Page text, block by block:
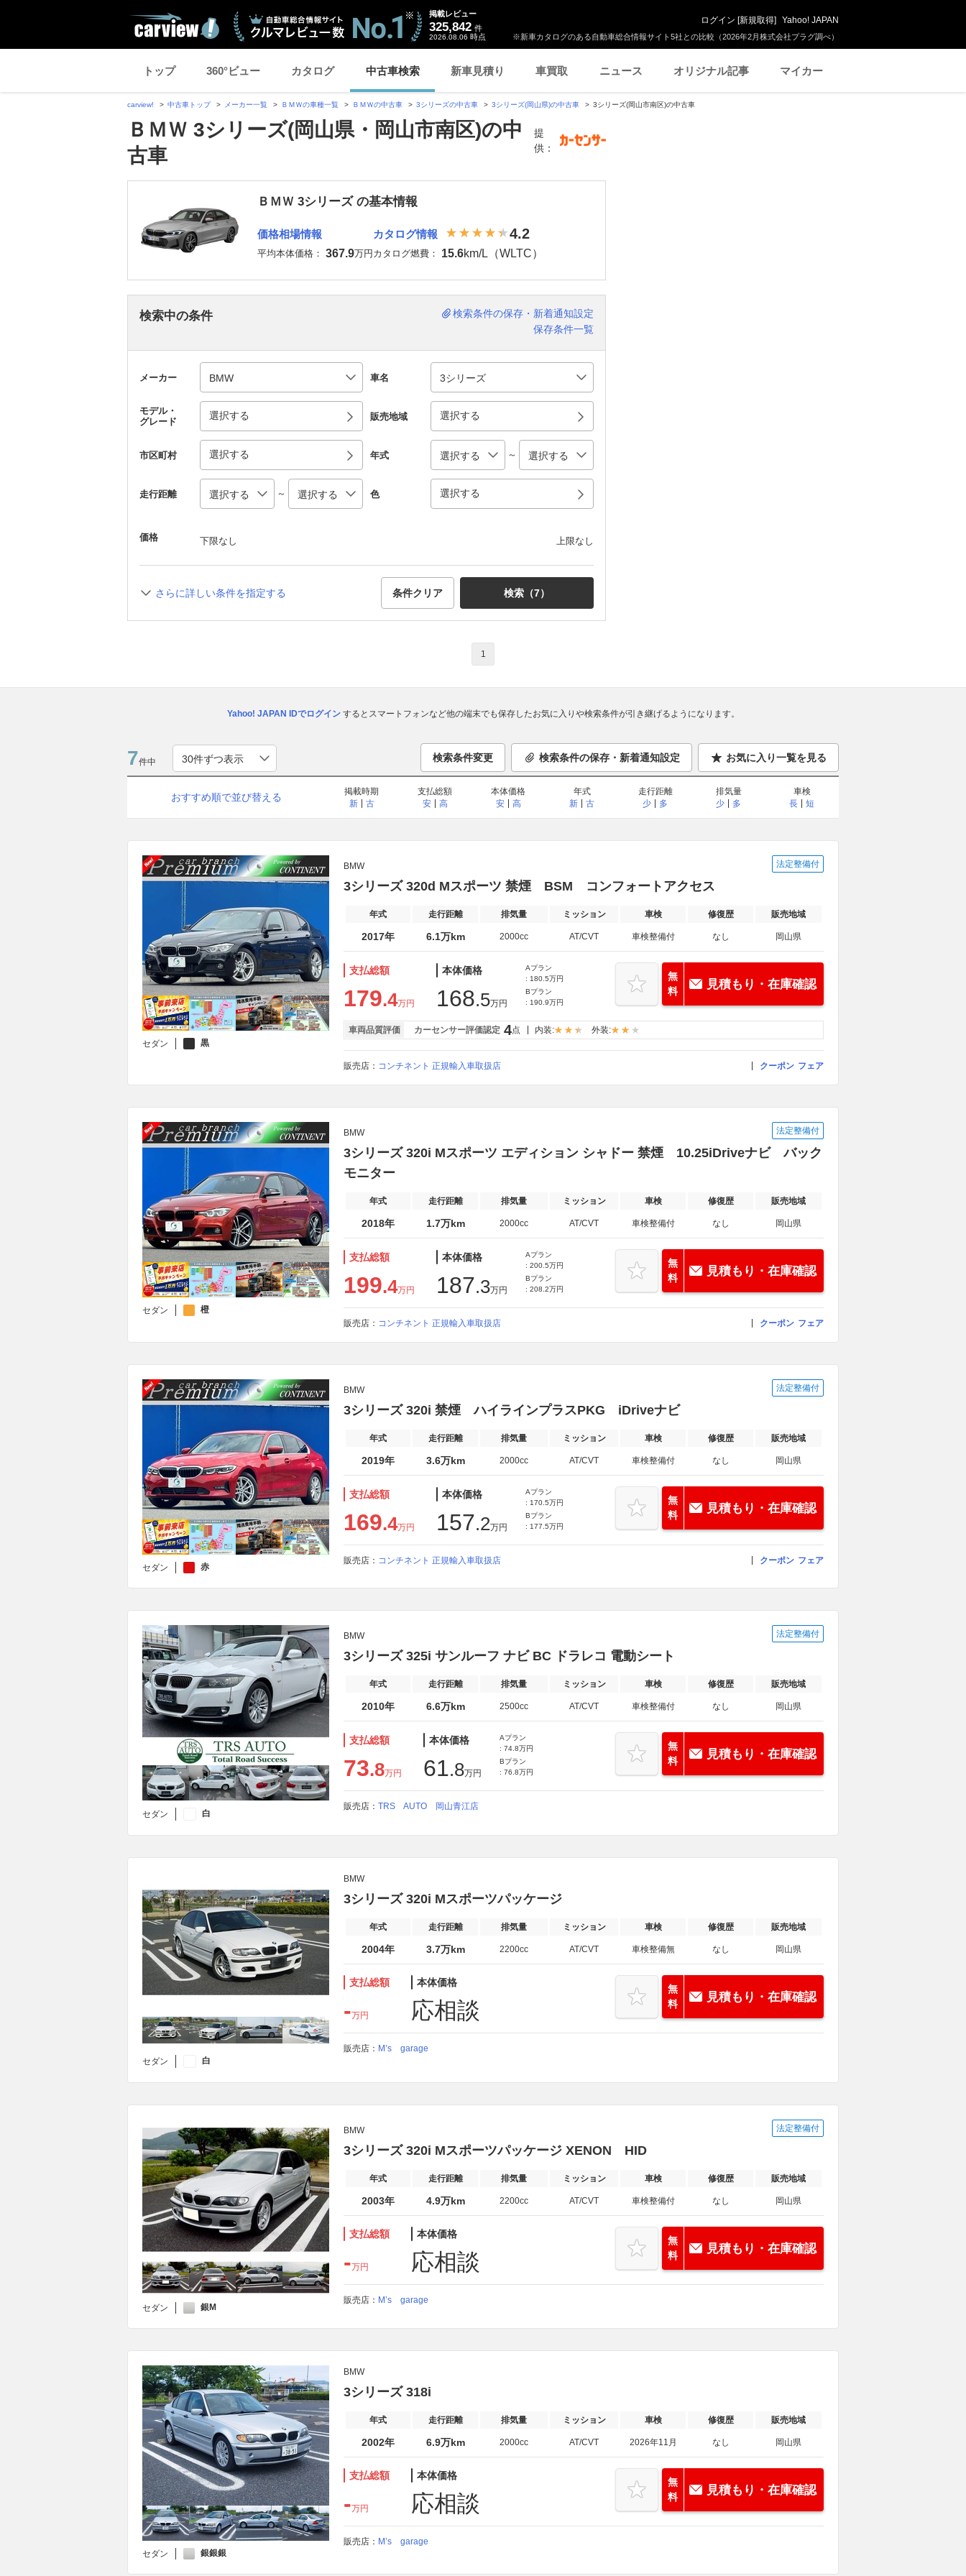
※新車カタログのある自動車総合情報サイト5社との比較（2026年2月株式会社プラグ調べ）
掲載レビュー
325,842 件
2026.08.06 時点
ログイン [新規取得] Yahoo! JAPAN
トップ 360°ビュー カタログ 中古車検索 新車見積り 車買取 ニュース オリジナル記事 マイカー
carview! 中古車トップ メーカー一覧 ＢＭＷの車種一覧 ＢＭＷの中古車 3シリーズの中古車 3シリーズ(岡山県)の中古車 3シリーズ(岡山市南区)の中古車
ＢＭＷ 3シリーズ(岡山県・岡山市南区)の中
古車
提
供：
ＢＭＷ 3シリーズ の基本情報
価格相場情報
平均本体価格： 367.9万円
カタログ情報 4.2
カタログ燃費： 15.6km/L（WLTC）
検索中の条件
検索条件の保存・新着通知設定
保存条件一覧
メーカー 車名
モデル・
グレード
選択する 販売地域 選択する
市区町村 選択する 年式 ～
走行距離 ～ 色 選択する
価格 下限なし 上限なし
さらに詳しい条件を指定する 条件クリア 検索（7）
1
Yahoo! JAPAN IDでログインするとスマートフォンなど他の端末でも保存したお気に入りや検索条件が引き継げるようになります。
7件中 検索条件変更 検索条件の保存・新着通知設定 お気に入り一覧を見る
おすすめ順で並び替える
掲載時期
新
古
支払総額
安
高
本体価格
安
高
年式
新
古
走行距離
少
多
排気量
少
多
車検
長
短
セダン 黒
BMW 法定整備付
3シリーズ 320d Mスポーツ 禁煙 BSM コンフォートアクセス
年式 走行距離 排気量 ミッション 車検 修復歴 販売地域
2017年 6.1万km 2000cc AT/CVT 車検整備付 なし 岡山県
支払総額
179.4万円
本体価格
168.5万円
Aプラン
: 180.5万円
Bプラン
: 190.9万円
無
料
見積もり・在庫確認
車両品質評価 カーセンサー評価認定 4点 内装: 外装:
販売店： コンチネント 正規輸入車取扱店 クーポン フェア
セダン 橙
BMW 法定整備付
3シリーズ 320i Mスポーツ エディション シャドー 禁煙 10.25iDriveナビ バック
モニター
年式 走行距離 排気量 ミッション 車検 修復歴 販売地域
2018年 1.7万km 2000cc AT/CVT 車検整備付 なし 岡山県
支払総額
199.4万円
本体価格
187.3万円
Aプラン
: 200.5万円
Bプラン
: 208.2万円
無
料
見積もり・在庫確認
販売店： コンチネント 正規輸入車取扱店 クーポン フェア
セダン 赤
BMW 法定整備付
3シリーズ 320i 禁煙 ハイラインプラスPKG iDriveナビ
年式 走行距離 排気量 ミッション 車検 修復歴 販売地域
2019年 3.6万km 2000cc AT/CVT 車検整備付 なし 岡山県
支払総額
169.4万円
本体価格
157.2万円
Aプラン
: 170.5万円
Bプラン
: 177.5万円
無
料
見積もり・在庫確認
販売店： コンチネント 正規輸入車取扱店 クーポン フェア
セダン 白
BMW 法定整備付
3シリーズ 325i サンルーフ ナビ BC ドラレコ 電動シート
年式 走行距離 排気量 ミッション 車検 修復歴 販売地域
2010年 6.6万km 2500cc AT/CVT 車検整備付 なし 岡山県
支払総額
73.8万円
本体価格
61.8万円
Aプラン
: 74.8万円
Bプラン
: 76.8万円
無
料
見積もり・在庫確認
販売店： TRS AUTO 岡山青江店
セダン 白
BMW
3シリーズ 320i Mスポーツパッケージ
年式 走行距離 排気量 ミッション 車検 修復歴 販売地域
2004年 3.7万km 2200cc AT/CVT 車検整備無 なし 岡山県
支払総額
-万円
本体価格
応相談
無
料
見積もり・在庫確認
販売店： M’s garage
セダン 銀M
BMW 法定整備付
3シリーズ 320i Mスポーツパッケージ XENON HID
年式 走行距離 排気量 ミッション 車検 修復歴 販売地域
2003年 4.9万km 2200cc AT/CVT 車検整備付 なし 岡山県
支払総額
-万円
本体価格
応相談
無
料
見積もり・在庫確認
販売店： M’s garage
セダン 銀銀銀
BMW
3シリーズ 318i
年式 走行距離 排気量 ミッション 車検 修復歴 販売地域
2002年 6.9万km 2000cc AT/CVT 2026年11月 なし 岡山県
支払総額
-万円
本体価格
応相談
無
料
見積もり・在庫確認
販売店： M’s garage